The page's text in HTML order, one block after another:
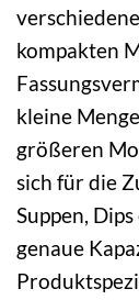
kompakten
kleine
größeren
sich für die
Suppen,
genaue